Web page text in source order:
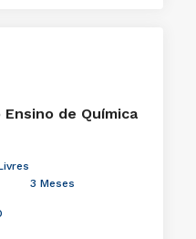
de Química
3 Meses